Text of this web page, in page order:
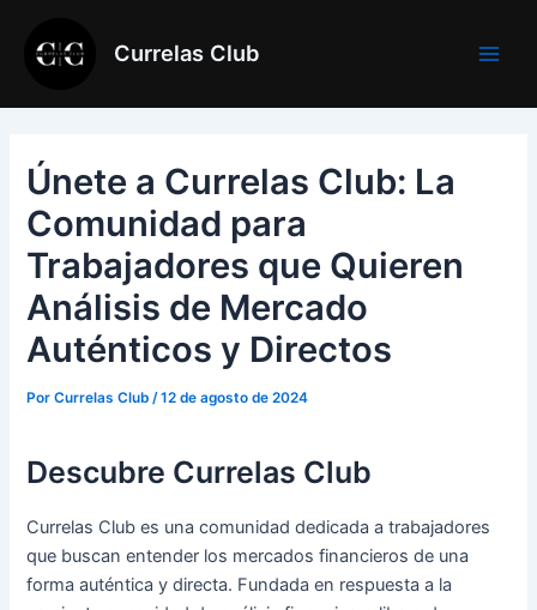
contenido
Currelas Club
Únete a Currelas Club: La
Comunidad para
Trabajadores que Quieren
Análisis de Mercado
Auténticos y Directos
PorCurrelas Club/12 de agosto de 2024
Descubre Currelas Club
Currelas Club es una comunidad dedicada a trabajadores
que buscan entender los mercados financieros de una
forma auténtica y directa. Fundada en respuesta a la